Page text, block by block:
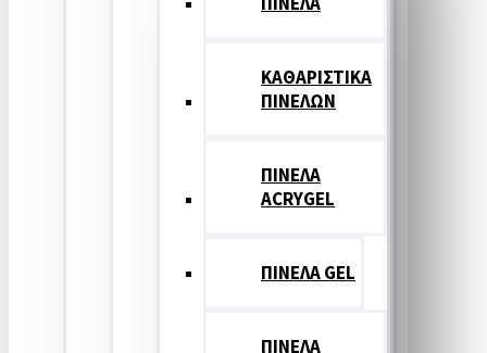
ΚΑΘΑΡΙΣΤΙΚΑ
ΠΙΝΕΛΩΝ
ΠΙΝΕΛΑ
ACRYGEL
ΠΙΝΕΛΑ GEL
ΠΙΝΕΛΑ